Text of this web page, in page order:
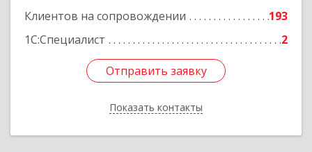
Клиентов на сопровождении
193
1С:Специалист
2
Отправить заявку
Показать контакты
Отправить заявку
Назад